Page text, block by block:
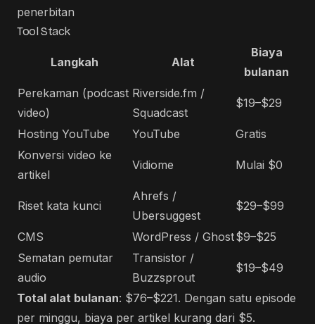
penerbitan
Tool Stack
Langkah Alat
Biaya
bulanan
Perekaman (podcast
video)
Riverside.fm /
Squadcast
$19–$29
Hosting YouTube YouTube
Gratis
Konversi video ke
artikel
Vidiome Mulai $0
Riset kata kunci
Ahrefs /
Ubersuggest
$29–$99
CMS WordPress / Ghost$9–$25
Sematan pemutar
audio
Transistor /
Buzzsprout
$19–$49
Total alat bulanan: $76–$221. Dengan satu episode
per minggu, biaya per artikel kurang dari $5.